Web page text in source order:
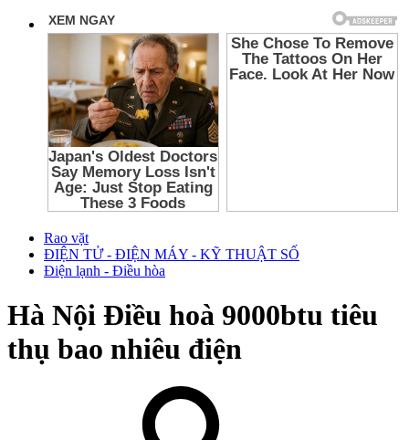
Rao vặt
ĐIỆN TỬ - ĐIỆN MÁY - KỸ THUẬT SỐ
Điện lạnh - Điều hòa
Hà Nội Điều hoà 9000btu tiêu
thụ bao nhiêu điện